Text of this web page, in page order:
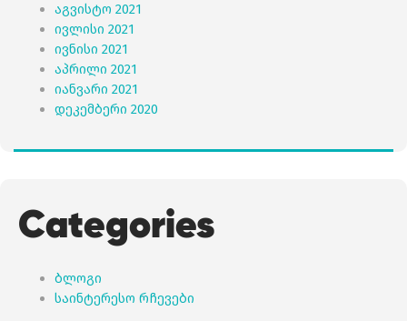
აგვისტო 2021
ივლისი 2021
ივნისი 2021
აპრილი 2021
იანვარი 2021
დეკემბერი 2020
Categories
ბლოგი
საინტერესო რჩევები